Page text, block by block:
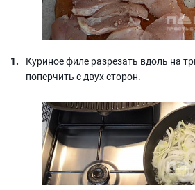
Куриное филе разрезать вдоль на
поперчить с двух сторон.